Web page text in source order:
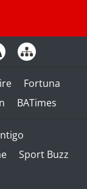
Fortuna
BATimes
Sport Buzz